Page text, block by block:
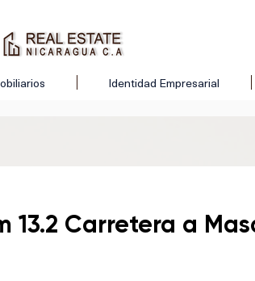
Identidad Empresarial
13.2 Carretera a